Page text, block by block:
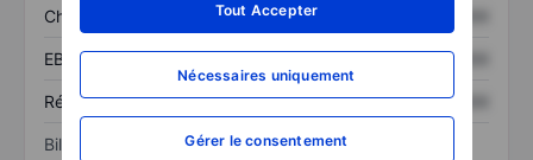
Tout Accepter
Nécessaires uniquement
Gérer le consentement
Chiffre d’affaires XXXXXXX
EBITDA XXXXXXX XXXXXXX
Résultat net XXXXXXX XXXXXXX
Bilan